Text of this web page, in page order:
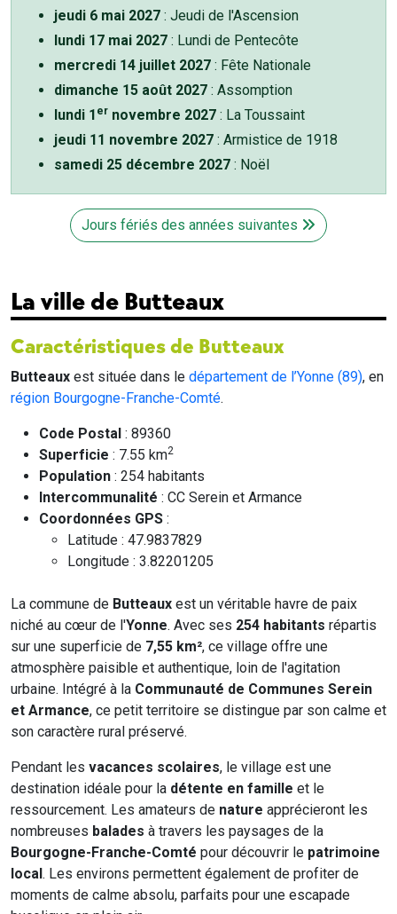
jeudi 6 mai 2027 : Jeudi de l'Ascension
lundi 17 mai 2027 : Lundi de Pentecôte
mercredi 14 juillet 2027 : Fête Nationale
dimanche 15 août 2027 : Assomption
lundi 1 er novembre 2027 : La Toussaint
jeudi 11 novembre 2027 : Armistice de 1918
samedi 25 décembre 2027 : Noël
Jours fériés des années suivantes
La ville de Butteaux
Caractéristiques de Butteaux
Butteaux est située dans le département de l’Yonne (89), en
région Bourgogne-Franche-Comté.
Code Postal : 89360
Superficie : 7.55 km2
Population : 254 habitants
Intercommunalité : CC Serein et Armance
Coordonnées GPS :
Latitude : 47.9837829
Longitude : 3.82201205
La commune de Butteaux est un véritable havre de paix
niché au cœur de l'Yonne. Avec ses 254 habitants répartis
sur une superficie de 7,55 km², ce village offre une
atmosphère paisible et authentique, loin de l'agitation
urbaine. Intégré à la Communauté de Communes Serein
et Armance, ce petit territoire se distingue par son calme et
son caractère rural préservé.
Pendant les vacances scolaires, le village est une
destination idéale pour la détente en famille et le
ressourcement. Les amateurs de nature apprécieront les
nombreuses balades à travers les paysages de la
Bourgogne-Franche-Comté pour découvrir le patrimoine
local. Les environs permettent également de profiter de
moments de calme absolu, parfaits pour une escapade